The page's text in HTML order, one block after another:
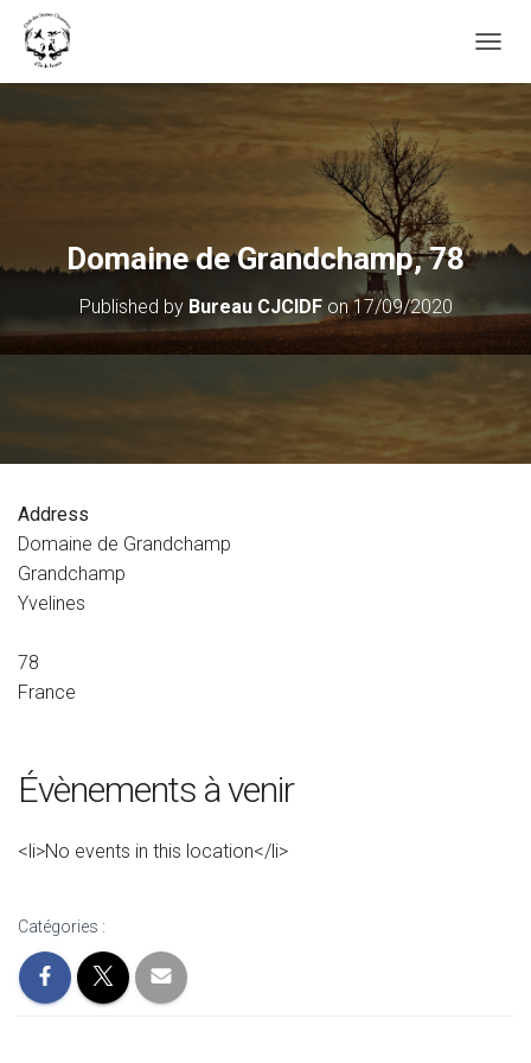
Domaine de Grandchamp, 78
Published by Bureau CJCIDFon17/09/2020
Address
Domaine de Grandchamp
Grandchamp
Yvelines
78
France
Évènements à venir
<li>No events in this location</li>
Catégories :